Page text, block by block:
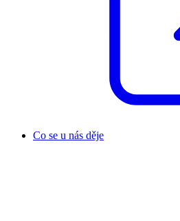
Co se u nás děje